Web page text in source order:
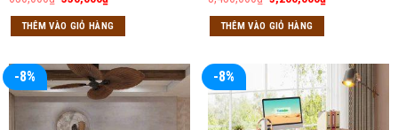
là:
650,000₫.
hiện
tại
là:
THÊM VÀO GIỎ HÀNG
gốc
là:
3,450,000₫.
hiện
THÊM VÀO GIỎ HÀNG
-8% -8%